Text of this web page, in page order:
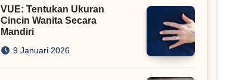
VUE: Tentukan Ukuran
Cincin Wanita Secara
Mandiri
9 Januari 2026